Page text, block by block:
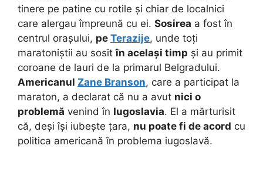
tinere pe patine cu rotile și chiar de localnici
care alergau împreună cu ei. Sosirea a fost în
centrul orașului, pe Terazije, unde toți
maratoniștii au sositîn același timp și au primit
coroane de lauri de la primarul Belgradului.
Americanul Zane Branson, care a participat la
maraton, a declarat că nu a avut nici o
problemă venind în Iugoslavia. El a mărturisit
că, deși își iubește țara, nu poate fi de acord cu
politica americană în problema iugoslavă.